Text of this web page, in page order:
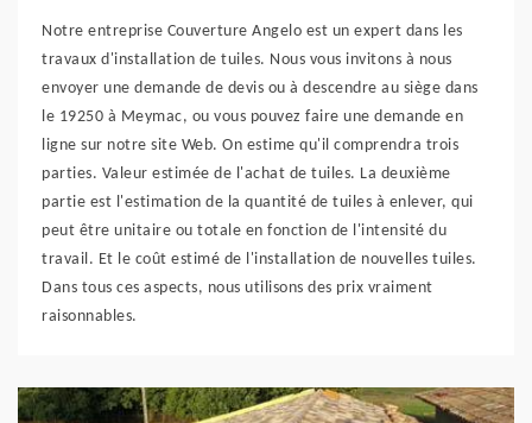
Notre entreprise Couverture Angelo est un expert dans les
travaux d'installation de tuiles. Nous vous invitons à nous
envoyer une demande de devis ou à descendre au siège dans
le 19250 à Meymac, ou vous pouvez faire une demande en
ligne sur notre site Web. On estime qu'il comprendra trois
parties. Valeur estimée de l'achat de tuiles. La deuxième
partie est l'estimation de la quantité de tuiles à enlever, qui
peut être unitaire ou totale en fonction de l'intensité du
travail. Et le coût estimé de l'installation de nouvelles tuiles.
Dans tous ces aspects, nous utilisons des prix vraiment
raisonnables.